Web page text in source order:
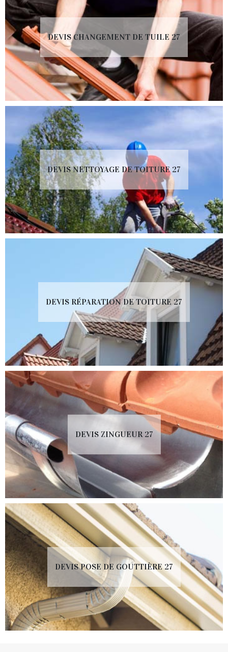
DEVIS CHANGEMENT DE TUILE 27
DEVIS NETTOYAGE DE TOITURE 27
DEVIS RÉPARATION DE TOITURE 27
DEVIS ZINGUEUR 27
DEVIS POSE DE GOUTTIÈRE 27